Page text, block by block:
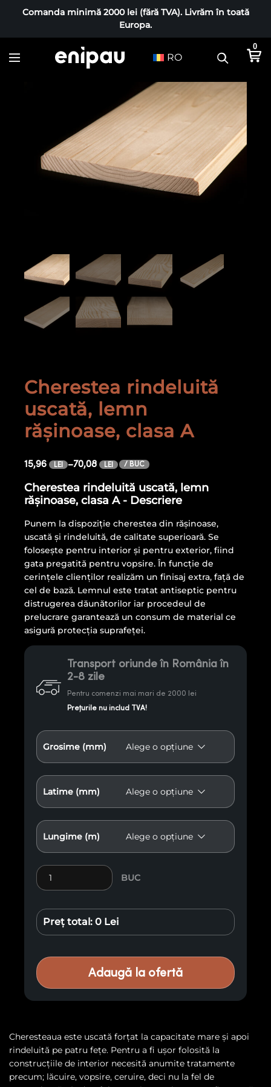
Comanda minimă 2000 lei (fără TVA). Livrăm în toată
Europa.
RO
0
Cherestea rindeluită
uscată, lemn
rășinoase, clasa A
15,96 LEI –70,08 LEI / BUC
Cherestea rindeluită uscată, lemn
rășinoase, clasa A - Descriere
Punem la dispoziție cherestea din rășinoase,
uscată și rindeluită, de calitate superioară. Se
folosește pentru interior și pentru exterior, fiind
gata pregatită pentru vopsire. În funcție de
cerințele clienților realizăm un finisaj extra, față de
cel de bază. Lemnul este tratat antiseptic pentru
distrugerea dăunătorilor iar procedeul de
prelucrare garantează un consum de material ce
asigură protecţia suprafeţei.
Transport oriunde în România în
2-8 zile
Pentru comenzi mai mari de 2000 lei
Prețurile nu includ TVA!
Grosime (mm)
Latime (mm)
Lungime (m)
Cantitate Cherestea rindeluită uscată, lemn rășinoase,
BUC
Preț total: 0 Lei
Adaugă la ofertă
Cheresteaua este uscată forțat la capacitate mare și apoi
rindeluită pe patru fețe. Pentru a fi ușor folosită la
construcțiile de interior necesită anumite tratamente
precum; lăcuire, vopsire, ceruire, deci nu la fel de